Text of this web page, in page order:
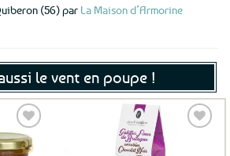
(56) par La Maison d’Armorine
le vent en poupe !